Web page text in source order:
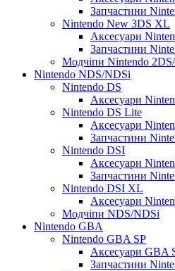
Запчастини
Nintendo New 3DS XL
Аксесуари
Запчастини
Модчіпи Nintendo
Nintendo NDS/NDSi
Nintendo DS
Аксесуари
Nintendo DS Lite
Аксесуари
Запчастини
Nintendo DSI
Аксесуари
Запчастини
Nintendo DSI XL
Аксесуари
Модчіпи NDS/NDSi
Nintendo GBA
Nintendo GBA SP
Аксесуари GBA
Запчастини